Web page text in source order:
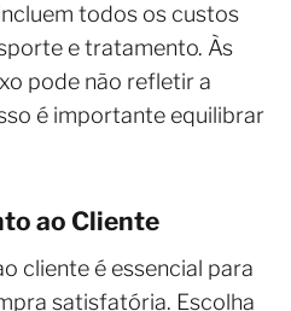
todos os custos
e tratamento. Às
pode não refletir a
é importante equilibrar
ao Cliente
cliente é essencial para
satisfatória. Escolha